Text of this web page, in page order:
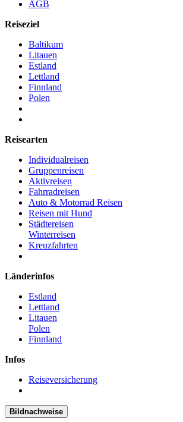
AGB
Reiseziel
Baltikum
Litauen
Estland
Lettland
Finnland
Polen
Reisearten
Individualreisen
Gruppenreisen
Aktivreisen
Fahrradreisen
Auto & Motorrad Reisen
Reisen mit Hund
Städtereisen
Winterreisen
Kreuzfahrten
Länderinfos
Estland
Lettland
Litauen
Polen
Finnland
Infos
Reiseversicherung
Bildnachweise